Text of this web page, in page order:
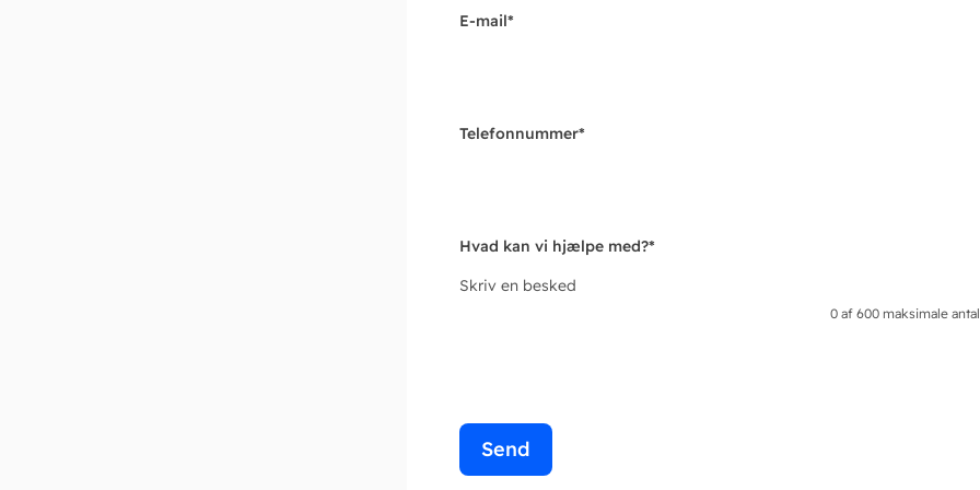
E-mail*
Telefonnummer*
Hvad kan vi hjælpe med?*
Skriv en besked
0 af 600 maksimale